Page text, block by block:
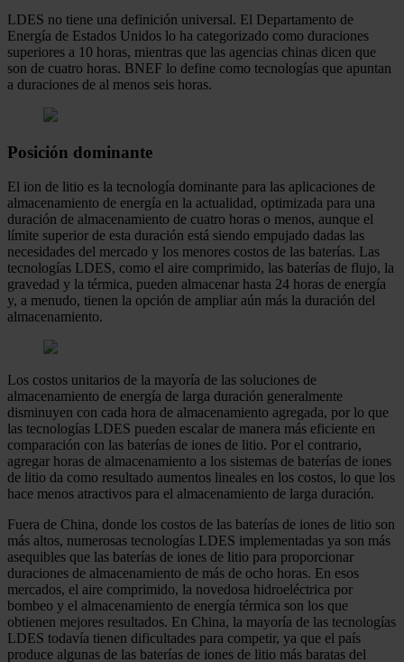
LDES no tiene una definición universal. El Departamento de
Energía de Estados Unidos lo ha categorizado como duraciones
superiores a 10 horas, mientras que las agencias chinas dicen que
son de cuatro horas. BNEF lo define como tecnologías que apuntan
a duraciones de al menos seis horas.
Posición dominante
El ion de litio es la tecnología dominante para las aplicaciones de
almacenamiento de energía en la actualidad, optimizada para una
duración de almacenamiento de cuatro horas o menos, aunque el
límite superior de esta duración está siendo empujado dadas las
necesidades del mercado y los menores costos de las baterías. Las
tecnologías LDES, como el aire comprimido, las baterías de flujo, la
gravedad y la térmica, pueden almacenar hasta 24 horas de energía
y, a menudo, tienen la opción de ampliar aún más la duración del
almacenamiento.
Los costos unitarios de la mayoría de las soluciones de
almacenamiento de energía de larga duración generalmente
disminuyen con cada hora de almacenamiento agregada, por lo que
las tecnologías LDES pueden escalar de manera más eficiente en
comparación con las baterías de iones de litio. Por el contrario,
agregar horas de almacenamiento a los sistemas de baterías de iones
de litio da como resultado aumentos lineales en los costos, lo que los
hace menos atractivos para el almacenamiento de larga duración.
Fuera de China, donde los costos de las baterías de iones de litio son
más altos, numerosas tecnologías LDES implementadas ya son más
asequibles que las baterías de iones de litio para proporcionar
duraciones de almacenamiento de más de ocho horas. En esos
mercados, el aire comprimido, la novedosa hidroeléctrica por
bombeo y el almacenamiento de energía térmica son los que
obtienen mejores resultados. En China, la mayoría de las tecnologías
LDES todavía tienen dificultades para competir, ya que el país
produce algunas de las baterías de iones de litio más baratas del